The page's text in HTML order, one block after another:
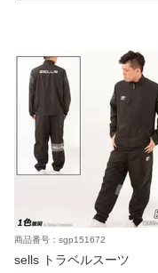
商品番号：sgp151672
sells トラベルスーツ